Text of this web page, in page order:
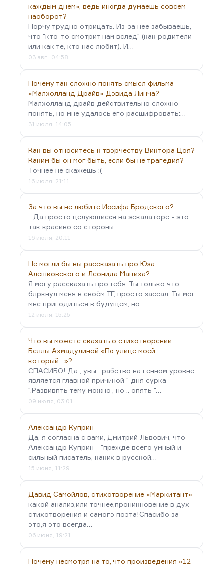
каждым днем», ведь иногда думаешь совсем
наоборот?
Порчу трудно отрицать. Из-за неё забываешь,
что "кто-то смотрит нам вслед" (как родители
или как те, кто нас любит). И…
03 авг., 04:58
Почему так сложно понять смысл фильма
«Малхолланд Драйв» Дэвида Линча?
Малхолланд драйв действительно сложно
понять, но мне удалось его расшифровать:…
31 июля, 14:05
Как вы относитесь к творчеству Виктора Цоя?
Каким бы он мог быть, если бы не трагедия?
Точнее не скажешь :(
16 июля, 21:11
За что вы не любите Иосифа Бродского?
...Да просто целующиеся на эскалаторе - это
так красиво со стороны...
16 июля, 20:11
Не могли бы вы рассказать про Юза
Алешковского и Леонида Мациха?
Я могу рассказать про тебя. Ты только что
блркнул меня в своём ТГ, просто зассал. Ты мог
мне пригодиться в будущем, но…
12 июля, 15:25
Что вы можете сказать о стихотворении
Беллы Ахмадулиной «По улице моей
который…»?
СПАСИБО! Да , увы . рабство на генном уровне
является главной причиной " дня сурка
".Развивпть тему можно , но .. опять "…
09 июля, 03:01
Александр Куприн
Да, я согласна с вами, Дмитрий Львович, что
Александр Куприн - "прежде всего умный и
сильный писатель, каких в русской…
15 июня, 11:29
Давид Самойлов, стихотворение «Маркитант»
какой анализ,или точнее,проникновение в дух
стихотворения и самого поэта!Спасибо за
это,я это всегда…
06 июня, 19:21
Почему несмотря на то, что произведения «12